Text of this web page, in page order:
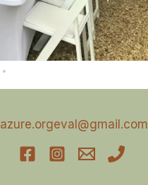
azure.orgeval@gmail.com